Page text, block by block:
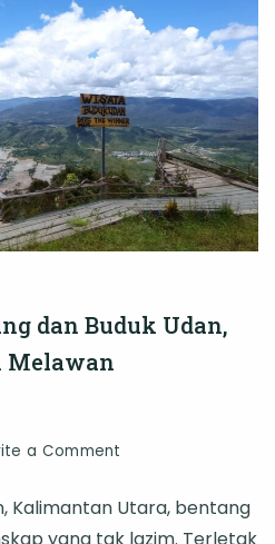
di
Pedalaman
Kaltara
Tentang
Reptil
dan
Amfibi
dan Buduk Udan,
Melawan
a Comment
Pa’
Kalimantan Utara, bentang
yang tak lazim. Terletak